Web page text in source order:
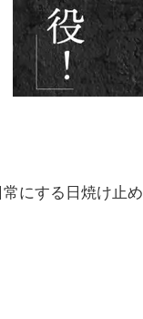
にする日焼け止め